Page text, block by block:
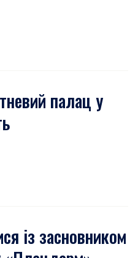
палац у
із засновником